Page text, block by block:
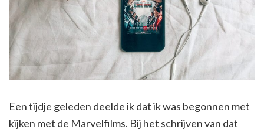
Een tijdje geleden deelde ik dat ik was begonnen met
kijken met de Marvelfilms. Bij het schrijven van dat